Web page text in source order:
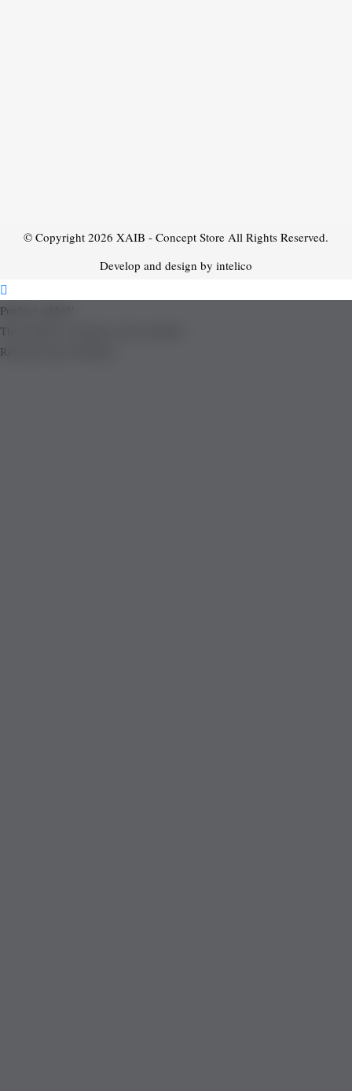
© Copyright 2026 XAIB - Concept Store All Rights Reserved.
Develop and design by intelico
Product added!
The product is already in the wishlist!
Removed from Wishlist